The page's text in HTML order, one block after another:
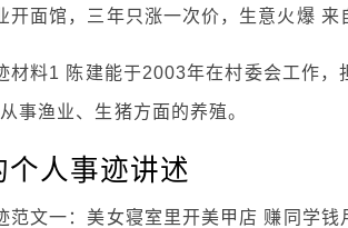
开面馆，三年只涨一次价，生意火爆 来
材料1 陈建能于2003年在村委会工作
事渔业、生猪方面的养殖。
人事迹讲述
范文一：美女寝室里开美甲店 赚同学